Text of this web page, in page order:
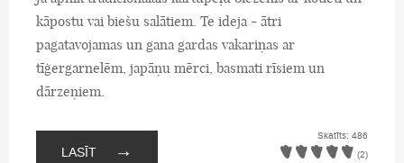
kāpostu vai biešu salātiem. Te ideja - ātri
pagatavojamas un gana gardas vakariņas ar
tīģergarnelēm, japāņu mērci, basmati rīsiem un
dārzeņiem.
LASĪT →
Skatīts: 486
(2)